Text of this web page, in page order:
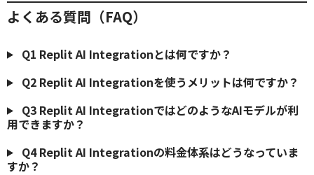
よくある質問（FAQ）
Q1 Replit AI Integrationとは何ですか？
Q2 Replit AI Integrationを使うメリットは何ですか？
Q3 Replit AI IntegrationではどのようなAIモデルが利
用できますか？
Q4 Replit AI Integrationの料金体系はどうなっていま
すか？